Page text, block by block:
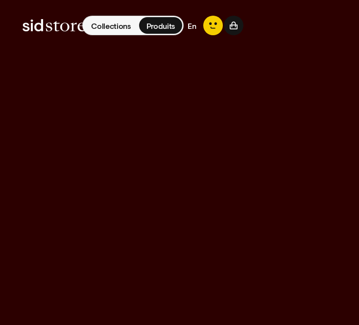
Collections Produits En Connexion